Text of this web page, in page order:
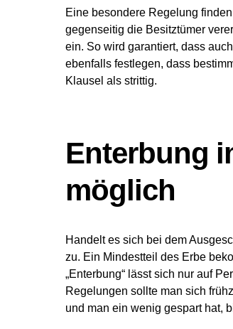
Eine besondere Regelung
gegenseitig die Besitztümer
ein. So wird garantiert, dass
ebenfalls festlegen, dass
Klausel als strittig.
Enterbung
möglich
Handelt es sich bei dem
zu. Ein Mindestteil des Erbe
„Enterbung“ lässt sich nur auf
Regelungen sollte man sich
und man ein wenig gespart hat,